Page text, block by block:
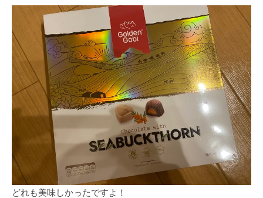
どれも美味しかったですよ！